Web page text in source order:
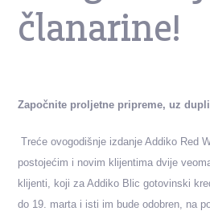
članarine!
Započnite proljetne pripreme, uz
Treće ovogodišnje izdanje Addiko Red
postojećim i novim klijentima dvije
klijenti, koji za Addiko Blic gotovinski
do 19. marta i isti im bude odobren, na